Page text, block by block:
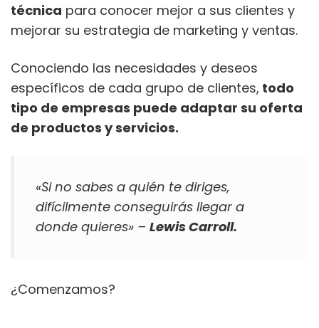
técnica para conocer mejor a sus clientes y
mejorar su estrategia de marketing y ventas.
Conociendo las necesidades y deseos
específicos de cada grupo de clientes, todo
tipo de empresas puede adaptar su oferta
de productos y servicios.
«Si no sabes a quién te diriges,
difícilmente conseguirás llegar a
donde quieres» – Lewis Carroll.
¿Comenzamos?